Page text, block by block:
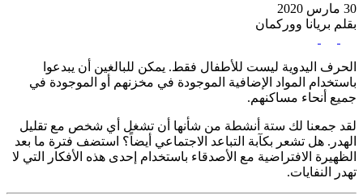
30 مارس 2020
بقلم بريانا ووركمان
الحرف اليدوية ليست للأطفال فقط. يمكن للبالغين أن يبدعوا
باستخدام المواد الإضافية الموجودة في مخزنهم أو الموجودة في
جميع أنحاء مساكنهم.
لقد جمعنا لك ستة أنشطة من شأنها أن تشغل أي شخص مع تقليل
الهدر. هل تشعر بكآبة التباعد الاجتماعي أيضاً؟ استضف فترة ما بعد
الظهيرة الافتراضية مع الأصدقاء باستخدام إحدى هذه الأفكار التي لا
تهدر النفايات.